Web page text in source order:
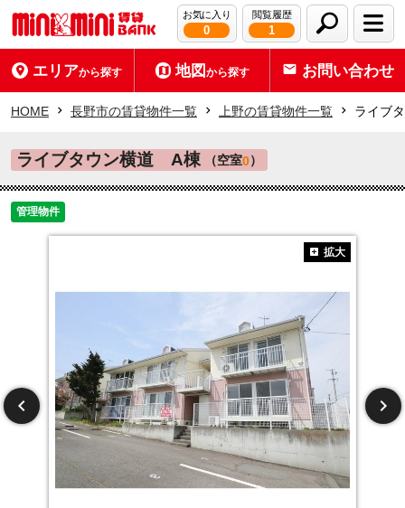
お気に入り
0
閲覧履歴
1
エリアから探す 地図から探す お問い合わせ
HOME 長野市の賃貸物件一覧 上野の賃貸物件一覧 ライブ
ライブタウン横道 A棟 （空室0）
管理物件
拡大